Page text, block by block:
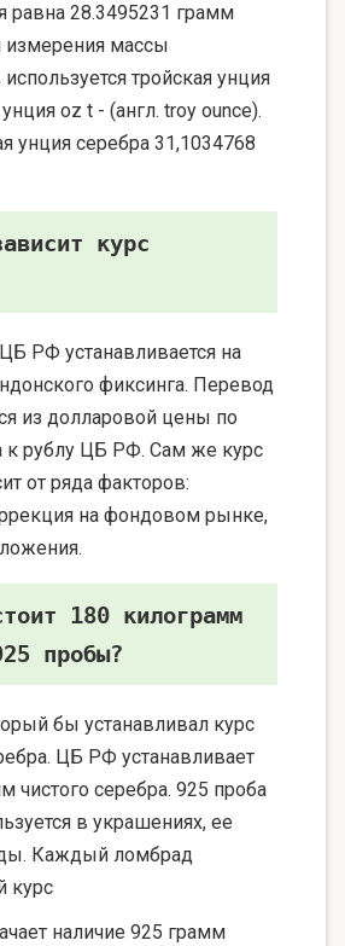
равна 28.3495231 грамм
измерения массы
тройская унция
унция oz t - (англ. troy ounce).
унция серебра 31,1034768
курс
РФ устанавливается на
фиксинга. Перевод
из долларовой цены по
к рублу ЦБ РФ. Сам же курс
от ряда факторов:
на фондовом рынке,
180 килограмм
пробы?
бы устанавливал курс
ЦБ РФ устанавливает
чистого серебра. 925 проба
в украшениях, ее
Каждый ломбрад
курс
наличие 925 грамм